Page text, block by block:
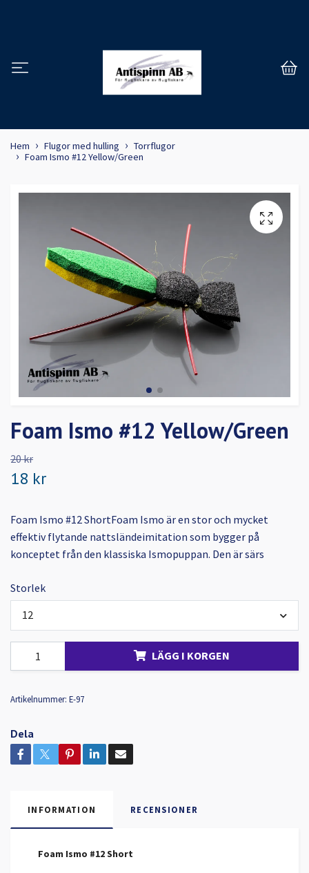
Hem Flugor med hulling
Torrflugor
Foam Ismo #12 Yellow/Green
Foam Ismo #12 Yellow/Green
20 kr
18 kr
Foam Ismo #12 ShortFoam Ismo är en stor och mycket
effektiv flytande nattsländeimitation som bygger på
konceptet från den klassiska Ismopuppan. Den är särs
Storlek
12
LÄGG I KORGEN
Artikelnummer: E-97
Dela
INFORMATION RECENSIONER
Foam Ismo #12 Short